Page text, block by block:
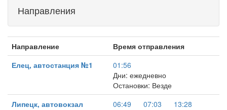
Направления
Направление
Время отправления
Елец, автостанция №1
01:56
Дни: ежедневно
Остановки: Везде
Липецк, автовокзал
06:49 07:03
13:28